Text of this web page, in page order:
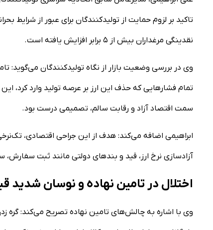
تاکید بر لزوم حمایت از تولیدکنندگان برای عبور از شرایط
نقدینگی مرغداران بیش از ۵ برابر افزایش یافته است.
تمام فشار‌هایی که حذف این ارز بر عرصه تولید وارد کرد،
سمت اقتصاد آزاد و رقابت سالم، تصمیمی درست بود.
ابراهیمی اضافه می‌کند: هدف از این جراحی اقتصادی،
آزادسازی نرخ ارز، قید و بند‌های دولتی مانند ثبت سفارش،
اختلال در تامین نهاده و نوسان شدید
وی با اشاره به چالش‌های تامین نهاده تصریح می‌کند: گره